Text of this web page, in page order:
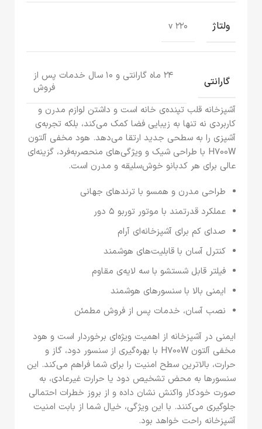
ولتاژ ۲۲۰ v
گارانتی
۲۴ ماه گارانتی و ۱۰ سال خدمات پس از
فروش
آشپزخانه قلب تپنده‌ی خانه است و داشتن لوازم مدرن و
کاربردی نه تنها به زیبایی فضا کمک می‌کند، بلکه تجربه‌ی
آشپزی را به سطحی جدید ارتقا می‌دهد. هود مخفی آلتون
H700W با طراحی شیک و ویژگی‌های منحصربه‌فرد، گزینه‌ای
عالی برای هر کدبانو خوش‌سلیقه و مدرن است.
طراحی مدرن و همسو با ترندهای جهانی
عملکرد قدرتمند با موتور توربو ۵ دور
صدای کم برای آشپزخانه‌ای آرام
کنترل آسان با قابلیت‌های هوشمند
فیلتر قابل شستشو با سه لایه‌ی مقاوم
ایمنی بالا با سنسورهای هوشمند
نصب آسان، خدمات پس از فروش مطمئن
ایمنی در آشپزخانه از اهمیت ویژه‌ای برخوردار است و هود
مخفی آلتون H700W با بهره‌گیری از سنسور دود، گاز و
حرارت، بالاترین سطح امنیت را برای شما فراهم می‌کند. این
سنسورها به محض تشخیص دود یا حرارت غیرعادی، به
صورت خودکار واکنش نشان داده و از بروز خطرات احتمالی
جلوگیری می‌کنند. با این ویژگی، خیال شما از بابت امنیت
آشپزخانه راحت خواهد بود.